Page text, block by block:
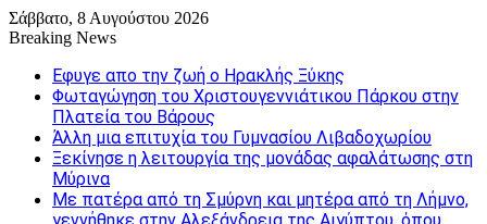
Σάββατο, 8 Αυγούστου 2026
Breaking News
Εφυγε απο την ζωή o Ηρακλής Ξύκης
Φωταγώγηση του Χριστουγεννιάτικου Πάρκου στην
Πλατεία του Βάρους
Άλλη μια επιτυχία του Γυμνασίου Λιβαδοχωρίου
Ξεκίνησε η λειτουργία της μονάδας αφαλάτωσης στη
Μύρινα
Με πατέρα από τη Σμύρνη και μητέρα από τη Λήμνο,